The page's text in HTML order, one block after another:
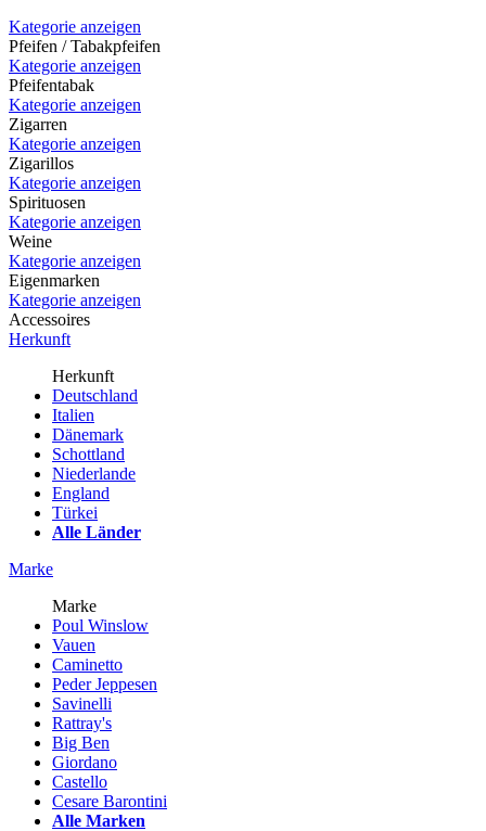
Kategorie anzeigen
Pfeifen / Tabakpfeifen
Kategorie anzeigen
Pfeifentabak
Kategorie anzeigen
Zigarren
Kategorie anzeigen
Zigarillos
Kategorie anzeigen
Spirituosen
Kategorie anzeigen
Weine
Kategorie anzeigen
Eigenmarken
Kategorie anzeigen
Accessoires
Herkunft
Herkunft
Deutschland
Italien
Dänemark
Schottland
Niederlande
England
Türkei
Alle Länder
Marke
Marke
Poul Winslow
Vauen
Caminetto
Peder Jeppesen
Savinelli
Rattray's
Big Ben
Giordano
Castello
Cesare Barontini
Alle Marken